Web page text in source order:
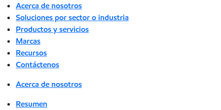
Acerca de nosotros
Soluciones por sector o industria
Productos y servicios
Marcas
Recursos
Contáctenos
Acerca de nosotros
Resumen